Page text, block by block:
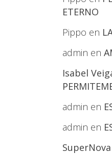
ETERNO
Pippo en
admin en
Isabel
admin en
admin en
SuperNova